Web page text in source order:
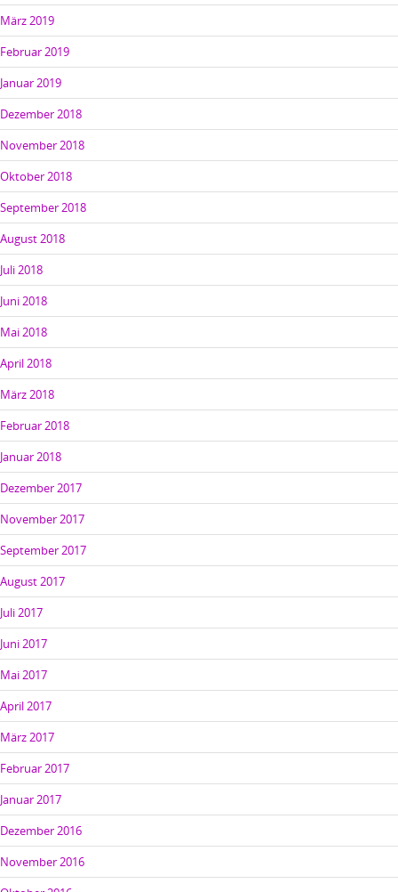
März 2019
Februar 2019
Januar 2019
Dezember 2018
November 2018
Oktober 2018
September 2018
August 2018
Juli 2018
Juni 2018
Mai 2018
April 2018
März 2018
Februar 2018
Januar 2018
Dezember 2017
November 2017
September 2017
August 2017
Juli 2017
Juni 2017
Mai 2017
April 2017
März 2017
Februar 2017
Januar 2017
Dezember 2016
November 2016